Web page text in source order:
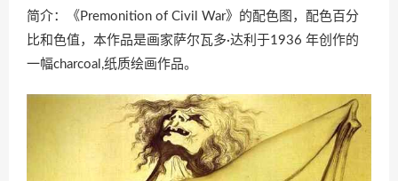
简介：《Premonition of Civil War》的配色图，配色百分
比和色值，本作品是画家萨尔瓦多·达利于1936 年创作的
一幅charcoal,纸质绘画作品。